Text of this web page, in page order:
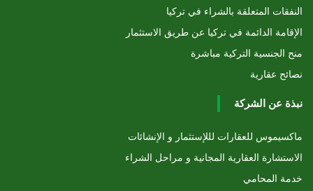
النفقات المتعلقة بالشراء في تركيا
الإقامة الدائمة في تركيا عن طريق الاستثمار
منح الجنسية التركية مباشرة
نصائح عقارية
نبذة عن الشركة
ماكسيموس للعقارات لللإستثمار و الإنشائات
الاستشارة العقارية المجانية و مراحل الشراء
خدمة المحامي